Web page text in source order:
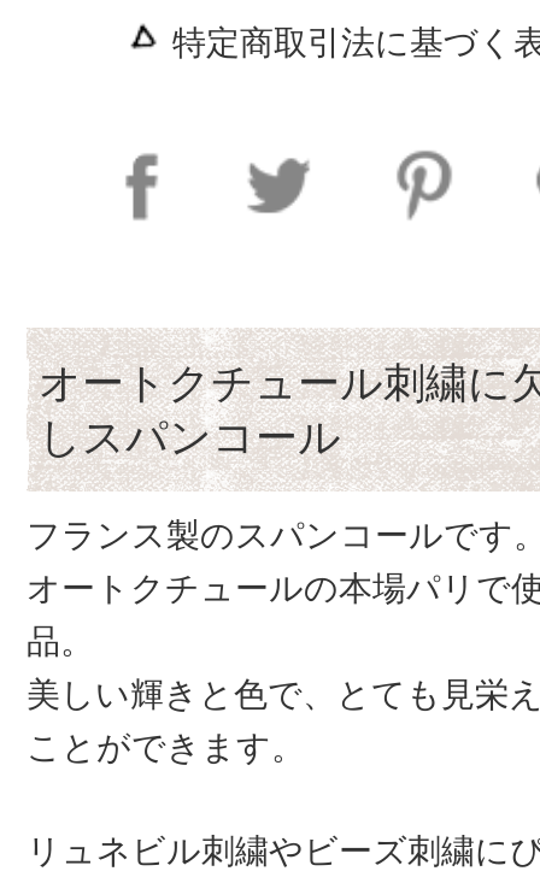
特定商取引法に基づく
オートクチュール刺繍に
しスパンコール
フランス製のスパンコールです
オートクチュールの本場パリで
品。
美しい輝きと色で、とても見栄
ことができます。
リュネビル刺繍やビーズ刺繍に